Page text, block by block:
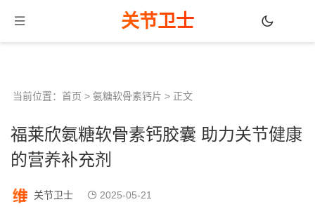
关节卫士
当前位置： 首页 > 氨糖软骨素钙片 > 正文
福莱欣氨糖软骨素钙胶囊 助力关节健康
的营养补充剂
关节卫士 2025-05-21